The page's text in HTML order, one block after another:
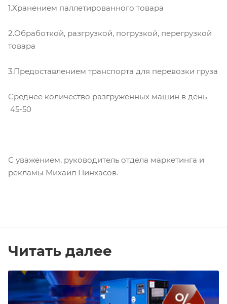
1.Хранением паллетированного товара
2.Обработкой, разгрузкой, погрузкой, перегрузкой
товара
3.Предоставлением транспорта для перевозки груза
Среднее количество разгруженных машин в день
45-50
С уважением, руководитель отдела маркетинга и
рекламы Михаил Пинхасов.
Читать далее